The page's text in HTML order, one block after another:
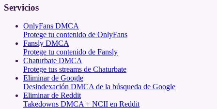
Servicios
OnlyFans DMCA
Protege tu contenido de OnlyFans
Fansly DMCA
Protege tu contenido de Fansly
Chaturbate DMCA
Protege tus streams de Chaturbate
Eliminar de Google
Desindexación DMCA de la búsqueda de Google
Eliminar de Reddit
Takedowns DMCA + NCII en Reddit